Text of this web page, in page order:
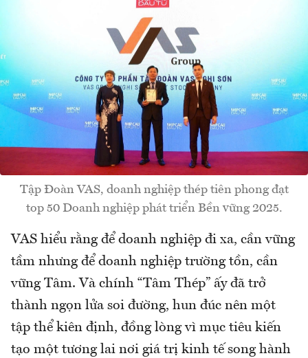
Tập Đoàn VAS, doanh nghiệp thép tiên phong đạt
top 50 Doanh nghiệp phát triển Bền vững 2025.
VAS hiểu rằng để doanh nghiệp đi xa, cần vững
tầm nhưng để doanh nghiệp trường tồn, cần
vững Tâm. Và chính “Tâm Thép” ấy đã trở
thành ngọn lửa soi đường, hun đúc nên một
tập thể kiên định, đồng lòng vì mục tiêu kiến
tạo một tương lai nơi giá trị kinh tế song hành